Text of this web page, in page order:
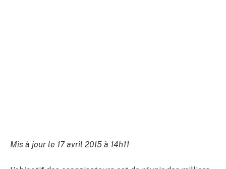
Mis à jour le 17 avril 2015 à 14h11